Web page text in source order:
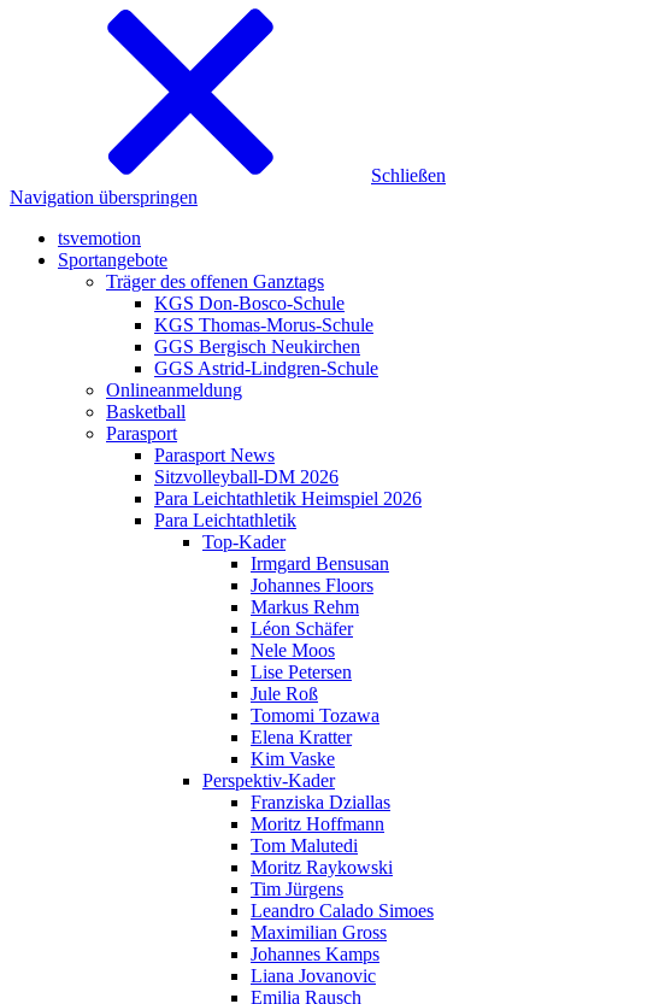
Schließen
Navigation überspringen
tsvemotion
Sportangebote
Träger des offenen Ganztags
KGS Don-Bosco-Schule
KGS Thomas-Morus-Schule
GGS Bergisch Neukirchen
GGS Astrid-Lindgren-Schule
Onlineanmeldung
Basketball
Parasport
Parasport News
Sitzvolleyball-DM 2026
Para Leichtathletik Heimspiel 2026
Para Leichtathletik
Top-Kader
Irmgard Bensusan
Johannes Floors
Markus Rehm
Léon Schäfer
Nele Moos
Lise Petersen
Jule Roß
Tomomi Tozawa
Elena Kratter
Kim Vaske
Perspektiv-Kader
Franziska Dziallas
Moritz Hoffmann
Tom Malutedi
Moritz Raykowski
Tim Jürgens
Leandro Calado Simoes
Maximilian Gross
Johannes Kamps
Liana Jovanovic
Emilia Rausch